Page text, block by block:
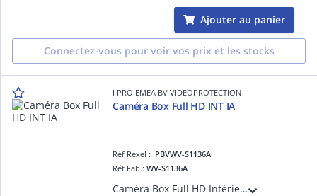
Ajouter au panier
Connectez-vous pour voir vos prix et les stocks
I PRO EMEA BV VIDEOPROTECTION
Caméra Box Full HD INT IA
Réf Rexel : PBVWV-S1136A
Réf Fab :WV-S1136A
Caméra Box Full HD Intérieur, H265 H264, 0,008 lux Couleur, 144 dB, avec plateforme ouverte d'intelligence artificielle, Digital Certificates by GlobalSign, FIPS 140-2 Level3